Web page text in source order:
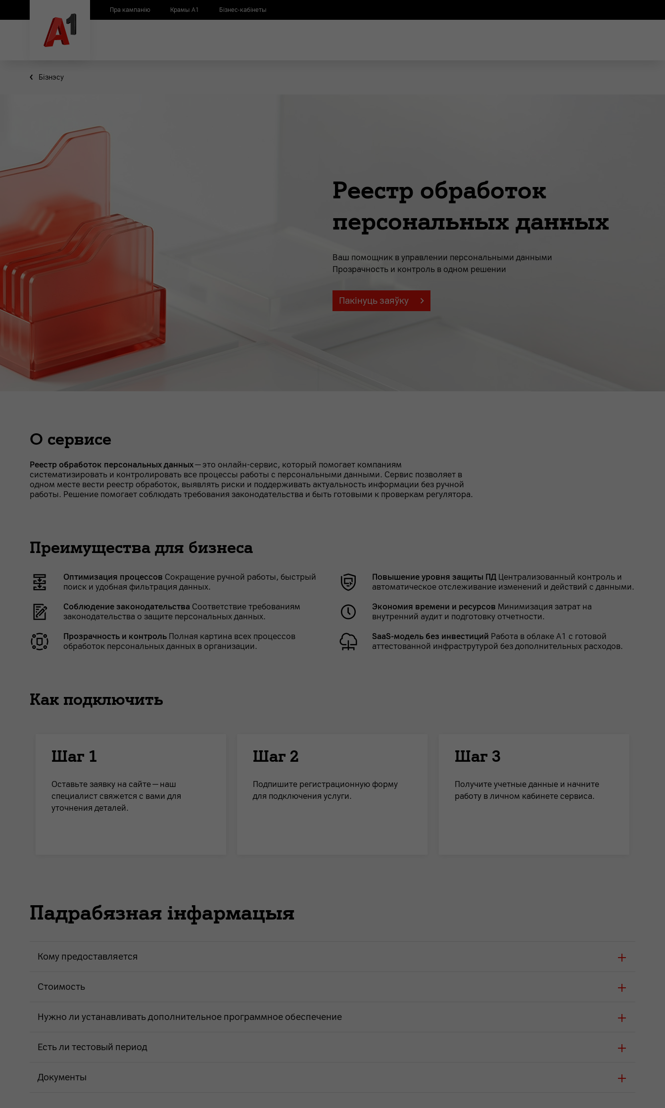
Пра кампанію Крамы А1 Бізнес-кабінеты
Бiзнэсу
Реестр обработок
персональных данных
Ваш помощник в управлении персональными данными
Прозрачность и контроль в одном решении
Пакінуць заяўку
О сервисе
Реестр обработок персональных данных— это онлайн-сервис, который помогает компаниям
систематизировать и контролировать все процессы работы с персональными данными. Сервис позволяет в
одном месте вести реестр обработок, выявлять риски и поддерживать актуальность информации без ручной
работы. Решение помогает соблюдать требования законодательства и быть готовыми к проверкам регулятора.
Преимущества для бизнеса
Оптимизация процессов Сокращение ручной работы, быстрый
поиск и удобная фильтрация данных.
Соблюдение законодательства Соответствие требованиям
законодательства о защите персональных данных.
Прозрачность и контроль Полная картина всех процессов
обработок персональных данных в организации.
Повышение уровня защиты ПД Централизованный контроль и
автоматическое отслеживание изменений и действий с данными.
Экономия времени и ресурсов Минимизация затрат на
внутренний аудит и подготовку отчетности.
SaaS-модель без инвестиций Работа в облаке A1 с готовой
аттестованной инфраструтурой без дополнительных расходов.
Как подключить
Шаг 1
Оставьте заявку на сайте — наш
специалист свяжется с вами для
уточнения деталей.
Шаг 2
Подпишите регистрационную форму
для подключения услуги.
Шаг 3
Получите учетные данные и начните
работу в личном кабинете сервиса.
Падрабязная інфармацыя
Кому предоставляется
Стоимость
Нужно ли устанавливать дополнительное программное обеспечение
Есть ли тестовый период
Документы